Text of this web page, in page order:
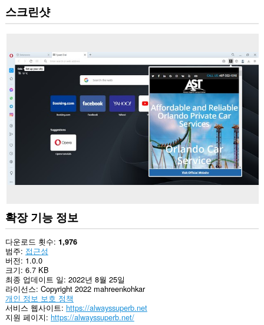
스크린샷
확장 기능 정보
다운로드 횟수 1,976
범주 접근성
버전 1.0.0
크기 6.7 KB
최종 업데이트 일 2022년 8월 25일
라이선스 Copyright 2022 mahreenkohkar
개인 정보 보호 정책
서비스 웹사이트 https://alwayssuperb.net
지원 페이지 https://alwayssuperb.net/